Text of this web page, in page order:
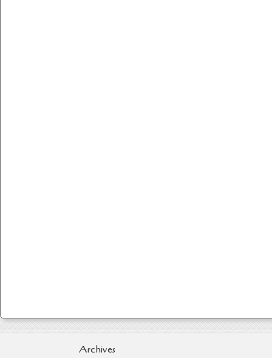
Archives